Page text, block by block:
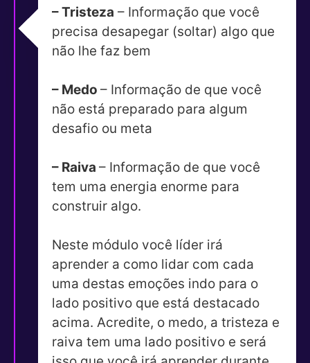
– Tristeza – Informação que você
precisa desapegar (soltar) algo que
não lhe faz bem
– Medo – Informação de que você
não está preparado para algum
desafio ou meta
– Raiva – Informação de que você
tem uma energia enorme para
construir algo.
Neste módulo você líder irá
aprender a como lidar com cada
uma destas emoções indo para o
lado positivo que está destacado
acima. Acredite, o medo, a tristeza e
raiva tem uma lado positivo e será